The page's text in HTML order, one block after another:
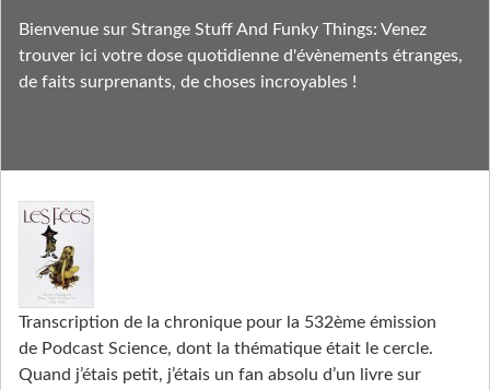
Fil des commentaires
Transcription de la chronique pour la 532ème émission
de Podcast Science, dont la thématique était le cercle.
Quand j’étais petit, j’étais un fan absolu d’un livre sur
Bienvenue sur Strange Stuff And Funky Things: Venez
trouver ici votre dose quotidienne d'évènements étranges,
de faits surprenants, de choses incroyables !